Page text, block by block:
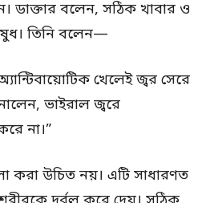
ডাক্তার বলেন, সঠিক খাবার ও
তিনি বলেন—
খেলেই জ্বর সেরে
ভাইরাল জ্বরে
না।”
করা উচিত নয়। এটি সাধারণত